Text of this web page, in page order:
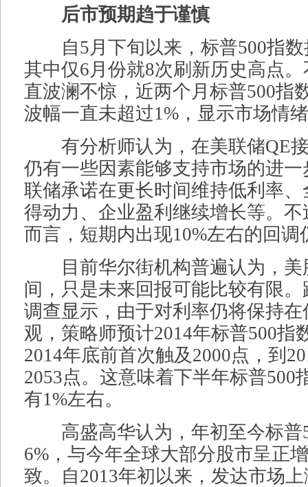
后市预期趋于谨慎
自5月下旬以来，标普500指数
其中仅6月份就8次刷新历史高点
直波澜不惊，近两个月标普500指
波幅一直未超过1%，显示市场情
有分析师认为，在美联储QE接
仍有一些因素能够支持市场的进
联储承诺在更长时间维持低利率
得动力、企业盈利继续增长等。
而言，短期内出现10%左右的回调
目前华尔街机构普遍认为，美
间，只是未来回报可能比较有限
调查显示，由于对利率仍将保持
观，策略师预计2014年标普500指
2014年底前首次触及2000点，到
2053点。这意味着下半年标普500
有1%左右。
高盛高华认为，年初至今标普
6%，与今年全球大部分股市呈正
致。自2013年初以来，发达市场